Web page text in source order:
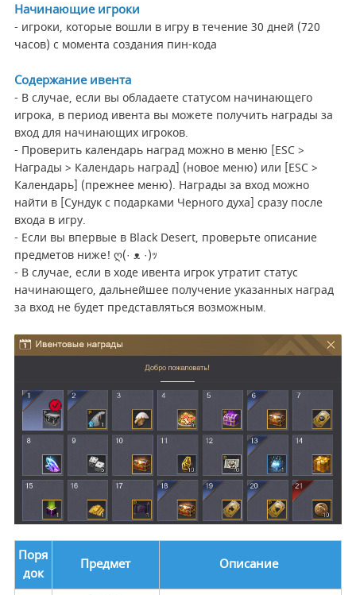
Начинающие игроки
- игроки, которые вошли в игру в течение 30 дней (720
часов) с момента создания пин-кода
Содержание ивента
- В случае, если вы обладаете статусом начинающего
игрока, в период ивента вы можете получить награды за
вход для начинающих игроков.
- Проверить календарь наград можно в меню [ESC >
Награды > Календарь наград] (новое меню) или [ESC >
Календарь] (прежнее меню). Награды за вход можно
найти в [Сундук с подарками Черного духа] сразу после
входа в игру.
- Если вы впервые в Black Desert, проверьте описание
предметов ниже! ღ(· ᴥ ·)ｯ
- В случае, если в ходе ивента игрок утратит статус
начинающего, дальнейшее получение указанных наград
за вход не будет представляться возможным.
Поря
док
Предмет Описание